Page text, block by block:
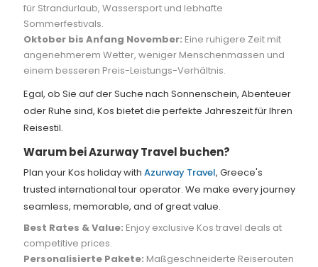
für Strandurlaub, Wassersport und lebhafte
Sommerfestivals.
Oktober bis Anfang November: Eine ruhigere Zeit mit
angenehmerem Wetter, weniger Menschenmassen und
einem besseren Preis-Leistungs-Verhältnis.
Egal, ob Sie auf der Suche nach Sonnenschein, Abenteuer
oder Ruhe sind, Kos bietet die perfekte Jahreszeit für Ihren
Reisestil.
Warum bei Azurway Travel buchen?
Plan your Kos holiday with Azurway Travel, Greece's
trusted international tour operator. We make every journey
seamless, memorable, and of great value.
Best Rates & Value: Enjoy exclusive Kos travel deals at
competitive prices.
Personalisierte Pakete: Maßgeschneiderte Reiserouten